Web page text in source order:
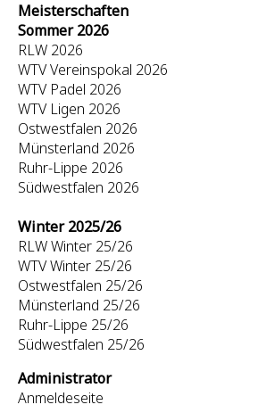
Meisterschaften
Sommer 2026
RLW 2026
WTV Vereinspokal 2026
WTV Padel 2026
WTV Ligen 2026
Ostwestfalen 2026
Münsterland 2026
Ruhr-Lippe 2026
Südwestfalen 2026
Winter 2025/26
RLW Winter 25/26
WTV Winter 25/26
Ostwestfalen 25/26
Münsterland 25/26
Ruhr-Lippe 25/26
Südwestfalen 25/26
Administrator
Anmeldeseite